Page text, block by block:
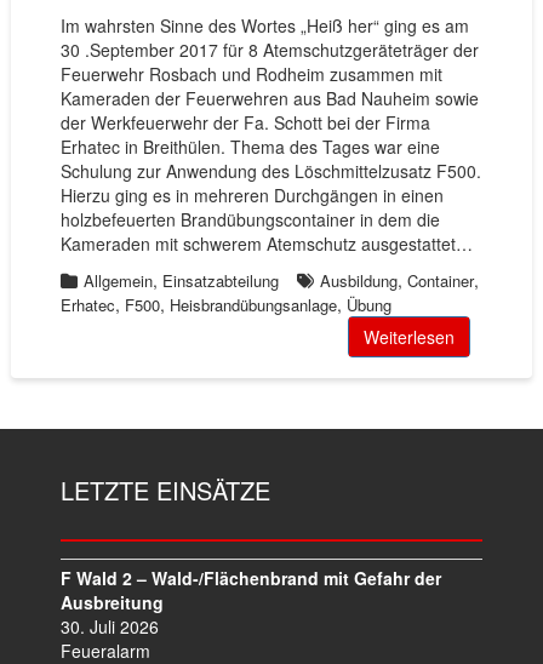
Im wahrsten Sinne des Wortes „Heiß her“ ging es am
30 .September 2017 für 8 Atemschutzgeräteträger der
Feuerwehr Rosbach und Rodheim zusammen mit
Kameraden der Feuerwehren aus Bad Nauheim sowie
der Werkfeuerwehr der Fa. Schott bei der Firma
Erhatec in Breithülen. Thema des Tages war eine
Schulung zur Anwendung des Löschmittelzusatz F500.
Hierzu ging es in mehreren Durchgängen in einen
holzbefeuerten Brandübungscontainer in dem die
Kameraden mit schwerem Atemschutz ausgestattet…
Allgemein, Einsatzabteilung Ausbildung, Container,
Erhatec, F500, Heisbrandübungsanlage, Übung
Weiterlesen
LETZTE EINSÄTZE
F Wald 2 – Wald-/Flächenbrand mit Gefahr der
Ausbreitung
30. Juli 2026
Feueralarm